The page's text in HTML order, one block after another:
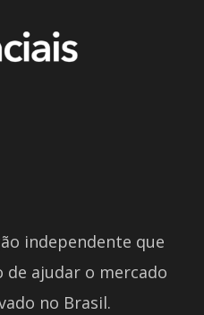
independente que
ajudar o mercado
no Brasil.